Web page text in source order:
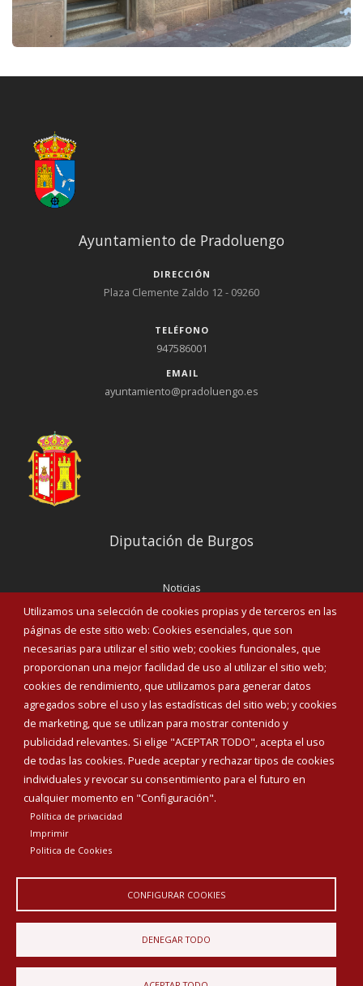
Utilizamos una selección de cookies propias y de terceros en las
páginas de este sitio web: Cookies esenciales, que son
necesarias para utilizar el sitio web; cookies funcionales, que
proporcionan una mejor facilidad de uso al utilizar el sitio web;
cookies de rendimiento, que utilizamos para generar datos
agregados sobre el uso y las estadísticas del sitio web; y cookies
de marketing, que se utilizan para mostrar contenido y
publicidad relevantes. Si elige "ACEPTAR TODO", acepta el uso
de todas las cookies. Puede aceptar y rechazar tipos de cookies
individuales y revocar su consentimiento para el futuro en
cualquier momento en "Configuración".
Política de privacidad
Imprimir
Politica de Cookies
CONFIGURAR COOKIES
DENEGAR TODO
Ayuntamiento de Pradoluengo
DIRECCIÓN
Plaza Clemente Zaldo 12 - 09260
TELÉFONO
947586001
EMAIL
ayuntamiento@pradoluengo.es
Diputación de Burgos
Noticias
Eventos
Corporación Municipal
Teléfonos de interés
INICIAR SESIÓN
MAPA WEB